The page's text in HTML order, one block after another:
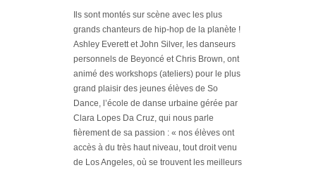
Ils sont montés sur scène avec les plus
grands chanteurs de hip-hop de la planète !
Ashley Everett et John Silver, les danseurs
personnels de Beyoncé et Chris Brown, ont
animé des workshops (ateliers) pour le plus
grand plaisir des jeunes élèves de So
Dance, l’école de danse urbaine gérée par
Clara Lopes Da Cruz, qui nous parle
fièrement de sa passion : « nos élèves ont
accès à du très haut niveau, tout droit venu
de Los Angeles, où se trouvent les meilleurs